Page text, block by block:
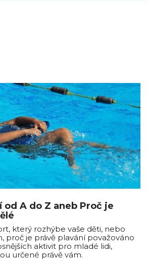
od A do Z aneb Proč je
který rozhýbe vaše děti, nebo
proč je právě plavání považováno
aktivit pro mladé lidi,
určené právě vám.